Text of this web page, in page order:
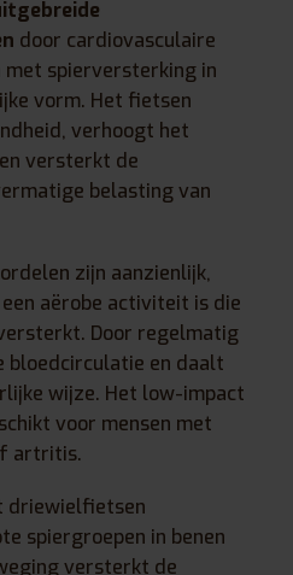
door cardiovasculaire
spierversterking in
vorm. Het fietsen
verhoogt het
versterkt de
belasting van
zijn aanzienlijk,
aërobe activiteit is die
Door regelmatig
en daalt
wijze. Het low-impact
voor mensen met
artritis.
driewielfietsen
spiergroepen in benen
versterkt de